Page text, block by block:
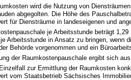
wird die Nutzung von
abgegolten. Die Höhe des
für Diensträume in landeseigenen und
je Arbeitsstunde beträgt
Arbeitsstunde in Ansatz zu bringen, wenn
Behörde vorgenommen und ein
der Raumkostenpauschale ergibt sich
zur Ermittlung der Raumkosten
vom Staatsbetrieb Sächsisches